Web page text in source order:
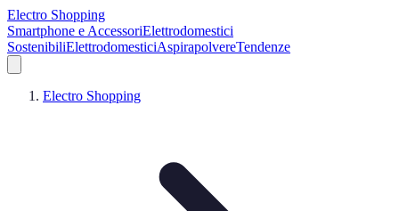
Electro Shopping
Smartphone e AccessoriElettrodomestici
SostenibiliElettrodomesticiAspirapolvereTendenze
Electro Shopping